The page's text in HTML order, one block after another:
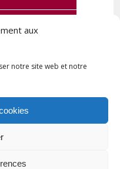
aux
notre site web et notre
SERVICES
de Quingey / Création -